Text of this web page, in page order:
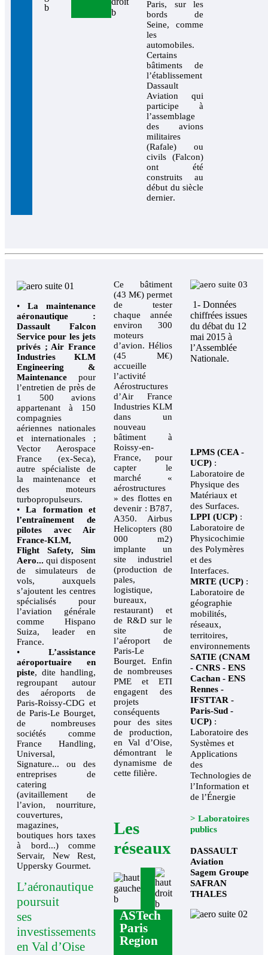
Paris, sur les
bords de
Seine, comme
les
automobiles.
Certains
bâtiments de
l’établissement
Dassault
Aviation qui
participe à
l’assemblage
des avions
militaires
(Rafale) ou
civils (Falcon)
ont été
construits au
début du siècle
dernier.
• La maintenance
aéronautique :
Dassault Falcon
Service pour les jets
privés ; Air France
Industries KLM
Engineering &
Maintenance pour
l’entretien de près de
1 500 avions
appartenant à 150
compagnies
aériennes nationales
et internationales ;
Vector Aerospace
France (ex-Seca),
autre spécialiste de
la maintenance et
des moteurs
turbopropulseurs.
•La formation et
l’entraînement de
pilotes avec Air
France-KLM,
Flight Safety, Sim
Aero... qui disposent
de simulateurs de
vols, auxquels
s’ajoutent les centres
spécialisés pour
l’aviation générale
comme Hispano
Suiza, leader en
France.
• L’assistance
aéroportuaire en
piste, dite handling,
regroupant autour
des aéroports de
Paris-Roissy-CDG et
de Paris-Le Bourget,
de nombreuses
sociétés comme
France Handling,
Universal,
Signature... ou des
entreprises de
catering
(avitaillement de
l’avion, nourriture,
couvertures,
magazines,
boutiques hors taxes
à bord...) comme
Servair, New Rest,
Uppersky Gourmet.
L’aéronautique
poursuit
ses
investissements
en Val d’Oise
Ce bâtiment
(43 M€) permet
de tester
chaque année
environ 300
moteurs
d’avion. Hélios
(45 M€)
accueille
l’activité
Aérostructures
d’Air France
Industries KLM
dans un
nouveau
bâtiment à
Roissy-en-
France, pour
capter le
marché «
aérostructures
» des flottes en
devenir : B787,
A350. Airbus
Helicopters (80
000 m2)
implante un
site industriel
(production de
pales,
logistique,
bureaux,
restaurant) et
de R&D sur le
site de
l’aéroport de
Paris-Le
Bourget. Enfin
de nombreuses
PME et ETI
engagent des
projets
conséquents
pour des sites
de production,
en Val d’Oise,
démontrant le
dynamisme de
cette filière.
Les
réseaux
ASTech
Paris
Region
1- Données
chiffrées issues
du débat du 12
mai 2015 à
l’Assemblée
Nationale.
LPMS (CEA -
UCP) :
Laboratoire de
Physique des
Matériaux et
des Surfaces.
LPPI (UCP) :
Laboratoire de
Physicochimie
des Polymères
et des
Interfaces.
MRTE (UCP) :
Laboratoire de
géographie
mobilités,
réseaux,
territoires,
environnements
SATIE (CNAM
- CNRS - ENS
Cachan - ENS
Rennes -
IFSTTAR -
Paris-Sud -
UCP) :
Laboratoire des
Systèmes et
Applications
des
Technologies de
l’Information et
de l’Énergie
> Laboratoires
publics
DASSAULT
Aviation
Sagem Groupe
SAFRAN
THALES